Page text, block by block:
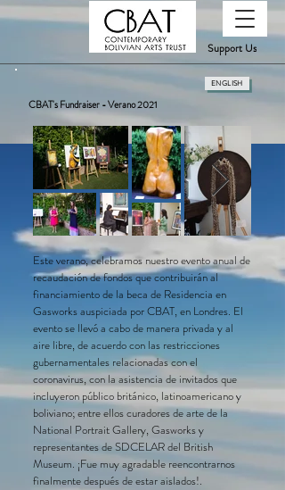
Support Us
ENGLISH
CBAT's Fundraiser - Verano 2021
Este verano, celebramos nuestro evento anual de
recaudación de fondos que contribuirán al
financiamiento de la beca de Residencia en
Gasworks auspiciada por CBAT, en Londres. El
evento se llevó a cabo de manera privada y al
aire libre, de acuerdo con las restricciones
gubernamentales relacionadas con el
coronavirus, con la asistencia de invitados que
incluyeron público británico, latinoamericano y
boliviano; entre ellos curadores de arte de la
National Portrait Gallery, Gasworks y
representantes de SDCELAR del British
Museum. ¡Fue muy agradable reencontrarnos
finalmente después de estar aislados!.